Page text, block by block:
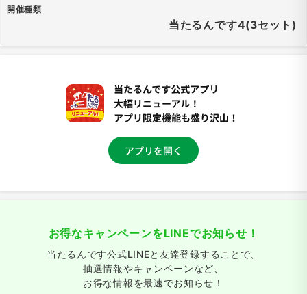
開催種類
当たるんです4(3セット)
お得なキャンペーンをLINEでお知らせ！
当たるんです公式LINEと友達登録することで、
抽選情報やキャンペーンなど、
お得な情報を最速でお知らせ！